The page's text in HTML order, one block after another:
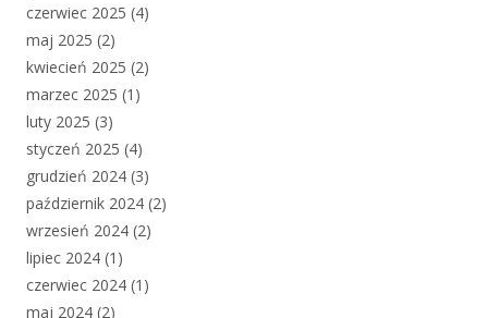
czerwiec 2025 (4)
maj 2025 (2)
kwiecień 2025 (2)
marzec 2025 (1)
luty 2025 (3)
styczeń 2025 (4)
grudzień 2024 (3)
październik 2024 (2)
wrzesień 2024 (2)
lipiec 2024 (1)
czerwiec 2024 (1)
maj 2024 (2)